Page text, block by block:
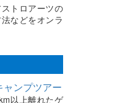
トロアーツの
などをオンラ
ンプツアー
以上離れたゲ